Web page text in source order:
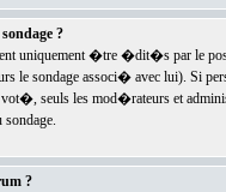
?
uniquement �tre �dit�s par le
le sondage associ� avec lui). Si
seuls les mod�rateurs et
?